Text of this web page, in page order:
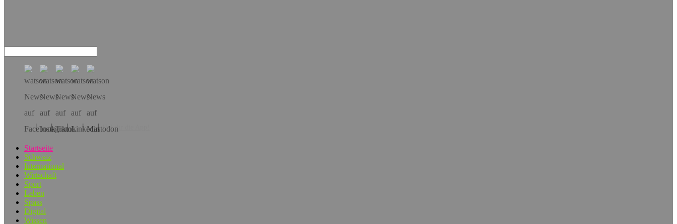
Hol dir die App!
Startseite
Schweiz
International
Wirtschaft
Sport
Leben
Spass
Digital
Wissen